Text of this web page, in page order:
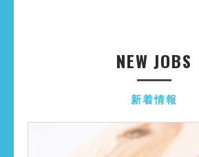
新着情報
NEW JOBS